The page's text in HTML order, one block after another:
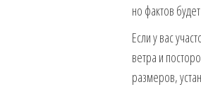
но фактов
Если у вас
ветра и
размеров,